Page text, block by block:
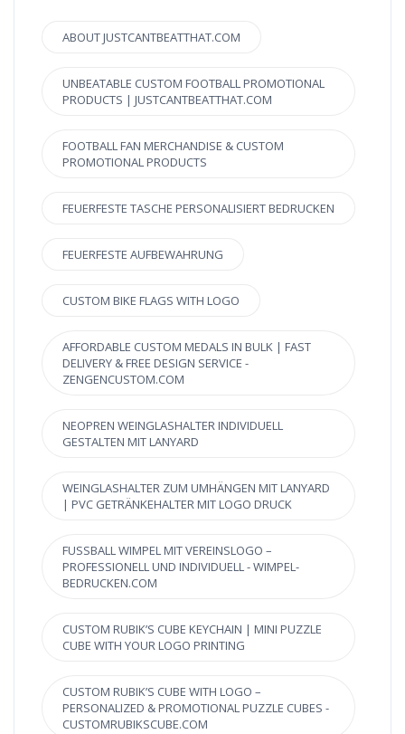
ABOUT JUSTCANTBEATTHAT.COM
UNBEATABLE CUSTOM FOOTBALL PROMOTIONAL
PRODUCTS | JUSTCANTBEATTHAT.COM
FOOTBALL FAN MERCHANDISE & CUSTOM
PROMOTIONAL PRODUCTS
FEUERFESTE TASCHE PERSONALISIERT BEDRUCKEN
FEUERFESTE AUFBEWAHRUNG
CUSTOM BIKE FLAGS WITH LOGO
AFFORDABLE CUSTOM MEDALS IN BULK | FAST
DELIVERY & FREE DESIGN SERVICE -
ZENGENCUSTOM.COM
NEOPREN WEINGLASHALTER INDIVIDUELL
GESTALTEN MIT LANYARD
WEINGLASHALTER ZUM UMHÄNGEN MIT LANYARD
| PVC GETRÄNKEHALTER MIT LOGO DRUCK
FUSSBALL WIMPEL MIT VEREINSLOGO – P
ROFESSIONELL UND INDIVIDUELL - WIMPEL-B
EDRUCKEN.COM
CUSTOM RUBIK’S CUBE KEYCHAIN | MINI PUZZLE
CUBE WITH YOUR LOGO PRINTING
CUSTOM RUBIK’S CUBE WITH LOGO –
PERSONALIZED & PROMOTIONAL PUZZLE CUBES -
CUSTOMRUBIKSCUBE.COM